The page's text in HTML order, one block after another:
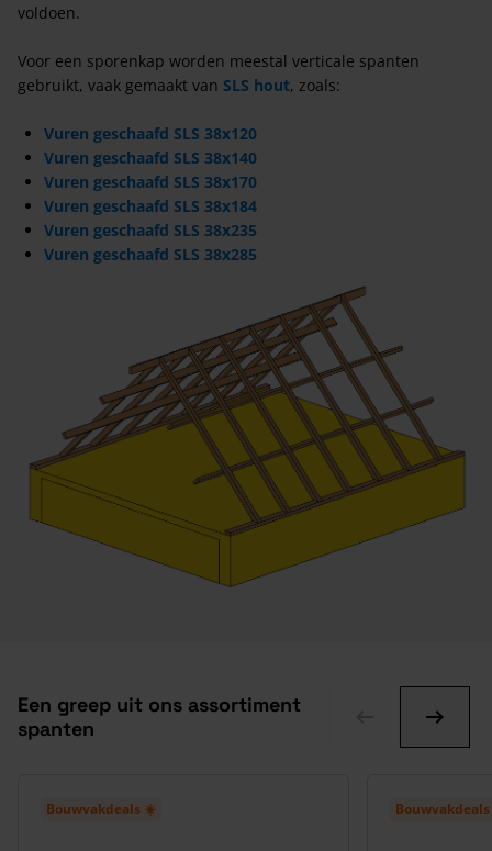
voldoen.
Voor een sporenkap worden meestal verticale spanten
gebruikt, vaak gemaakt van SLS hout, zoals:
Vuren geschaafd SLS 38x120
Vuren geschaafd SLS 38x140
Vuren geschaafd SLS 38x170
Vuren geschaafd SLS 38x184
Vuren geschaafd SLS 38x235
Vuren geschaafd SLS 38x285
Een greep uit ons assortiment
spanten
Bouwvakdeals ☀️